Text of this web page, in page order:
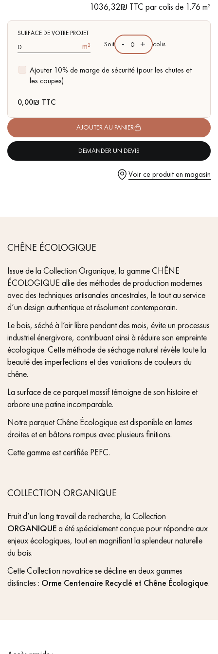
pas dans le choix et la pose de votre parquet.
Un expert Décoplus Parquets vous appelle
Demandez un rendez-vous personnalisé
- Aspect bois brut de sciage, Chanfreins des 4 côtés
- Choix Authentic - nœuds, gerces, fissures colmatées, aubiers
- Certifié PEFC - Garanti sans COV (Composant Organique
Volatile)
1036,32₪ TTC par colis de 1.76 m²
SURFACE DE VOTRE PROJET
m²
Ajouter 10% de marge de sécurité (pour les chutes et
les coupes)
Soit - + colis
0,00₪ TTC
AJOUTER AU PANIER
DEMANDER UN DEVIS
Voir ce produit en magasin
CHÊNE ÉCOLOGIQUE
Issue de la Collection Organique, la gamme CHÊNE
ÉCOLOGIQUE allie des méthodes de production modernes
avec des techniques artisanales ancestrales, le tout au service
d’un design authentique et résolument contemporain.
Le bois, séché à l’air libre pendant des mois, évite un processus
industriel énergivore, contribuant ainsi à réduire son empreinte
écologique. Cette méthode de séchage naturel révèle toute la
beauté des imperfections et des variations de couleurs du
chêne.
La surface de ce parquet massif témoigne de son histoire et
arbore une patine incomparable.
Notre parquet Chêne Écologique est disponible en lames
droites et en bâtons rompus avec plusieurs finitions.
Cette gamme est certifiée PEFC.
COLLECTION ORGANIQUE
Fruit d’un long travail de recherche, la Collection
ORGANIQUEa été spécialement conçue pour répondre aux
enjeux écologiques, tout en magnifiant la splendeur naturelle
du bois.
Cette Collection novatrice se décline en deux gammes
distinctes : Orme Centenaire Recyclé et Chêne Écologique.